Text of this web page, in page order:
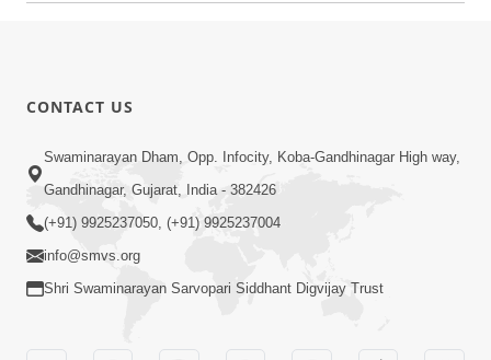
CONTACT US
Swaminarayan Dham, Opp. Infocity, Koba-Gandhinagar High way,
Gandhinagar, Gujarat, India - 382426
(+91) 9925237050, (+91) 9925237004
info@smvs.org
Shri Swaminarayan Sarvopari Siddhant Digvijay Trust